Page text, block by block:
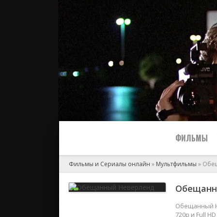
ФИЛЬМЫ
2024
Фильмы и Сериалы онлайн » Мультфильмы »
Обещанный
720p и Full